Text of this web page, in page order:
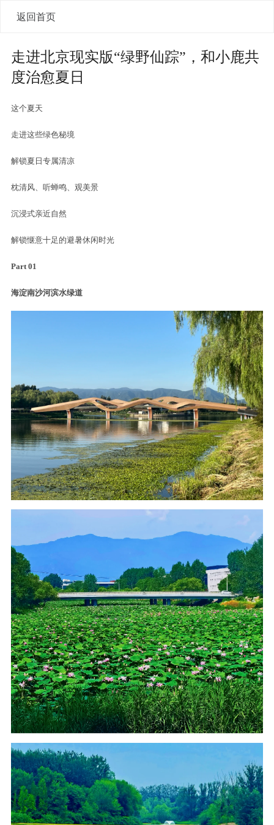
返回首页
走进北京现实版“绿野仙踪”，和小鹿共
度治愈夏日
这个夏天
走进这些绿色秘境
解锁夏日专属清凉
枕清风、听蝉鸣、观美景
沉浸式亲近自然
解锁惬意十足的避暑休闲时光
Part 01
海淀南沙河滨水绿道